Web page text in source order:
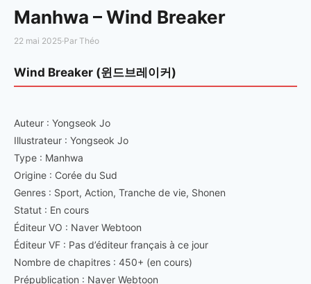
Manhwa – Wind Breaker
22 mai 2025·Par Théo
Wind Breaker (윈드브레이커)
Auteur : Yongseok Jo
Illustrateur : Yongseok Jo
Type : Manhwa
Origine : Corée du Sud
Genres : Sport, Action, Tranche de vie, Shonen
Statut : En cours
Éditeur VO : Naver Webtoon
Éditeur VF : Pas d’éditeur français à ce jour
Nombre de chapitres : 450+ (en cours)
Prépublication : Naver Webtoon